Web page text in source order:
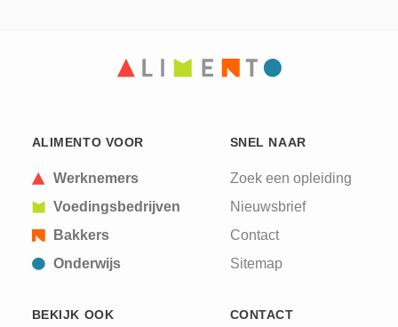
ALIMENTO VOOR
Werknemers
Voedingsbedrijven
Bakkers
Onderwijs
SNEL NAAR
Zoek een opleiding
Nieuwsbrief
Contact
Sitemap
BEKIJK OOK CONTACT